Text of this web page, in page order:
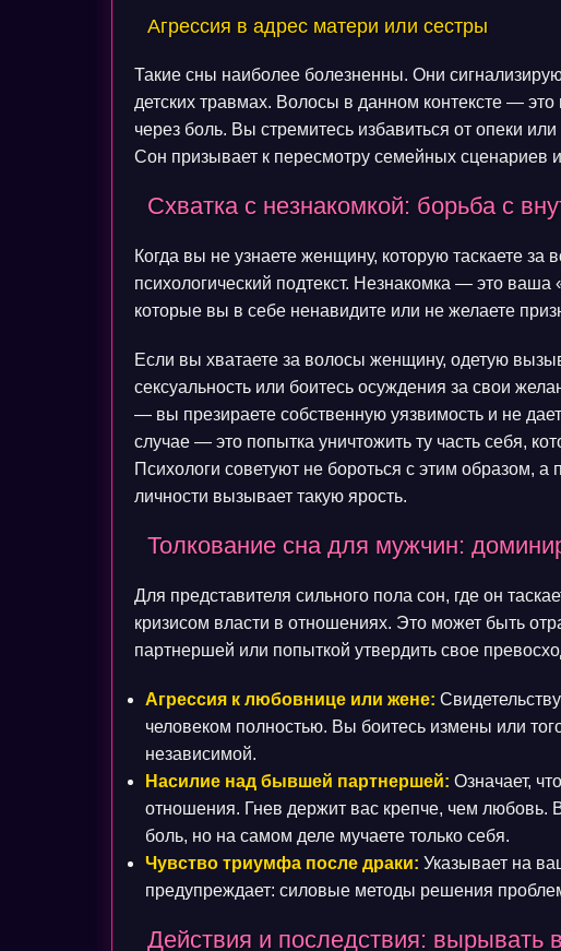
Агрессия в адрес матери или сестры
Такие сны наиболее болезненны. Они
детских травмах. Волосы в данном контексте —
через боль. Вы стремитесь избавиться от опеки
Сон призывает к пересмотру семейных сценариев
Схватка с незнакомкой: борьба с
Когда вы не узнаете женщину, которую таскаете за
психологический подтекст. Незнакомка — это ваша
которые вы в себе ненавидите или не желаете
Если вы хватаете за волосы женщину, одетую
сексуальность или боитесь осуждения за свои
— вы презираете собственную уязвимость и не
случае — это попытка уничтожить ту часть себя,
Психологи советуют не бороться с этим образом,
личности вызывает такую ярость.
Толкование сна для мужчин:
Для представителя сильного пола сон, где он
кризисом власти в отношениях. Это может быть
партнершей или попыткой утвердить свое
Агрессия к любовнице или жене:
человеком полностью. Вы боитесь измены или
независимой.
Насилие над бывшей партнершей: Означает,
отношения. Гнев держит вас крепче, чем любовь.
боль, но на самом деле мучаете только себя.
Чувство триумфа после драки: Указывает на
предупреждает: силовые методы решения
Действия и последствия: вырывать